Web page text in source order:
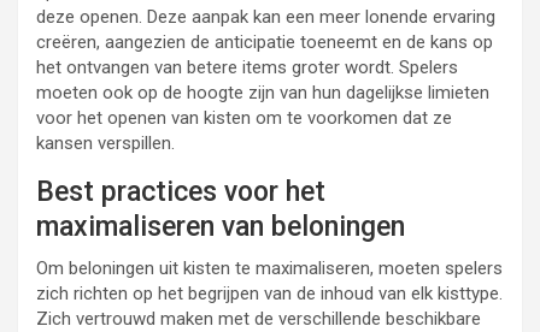
deze openen. Deze aanpak kan een meer lonende ervaring
creëren, aangezien de anticipatie toeneemt en de kans op
het ontvangen van betere items groter wordt. Spelers
moeten ook op de hoogte zijn van hun dagelijkse limieten
voor het openen van kisten om te voorkomen dat ze
kansen verspillen.
Best practices voor het
maximaliseren van beloningen
Om beloningen uit kisten te maximaliseren, moeten spelers
zich richten op het begrijpen van de inhoud van elk kisttype.
Zich vertrouwd maken met de verschillende beschikbare